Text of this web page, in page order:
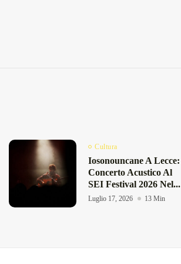
Cultura
Iosonouncane A Lecce:
Concerto Acustico Al
SEI Festival 2026 Nel...
Luglio 17, 2026 13 Min